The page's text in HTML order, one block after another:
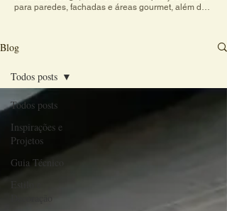
para paredes, fachadas e áreas gourmet, além de
transforma qualquer ambiente em um espaço
Blog
Todos posts
Inspirações e
Projetos
Guia Técnico
Todos posts